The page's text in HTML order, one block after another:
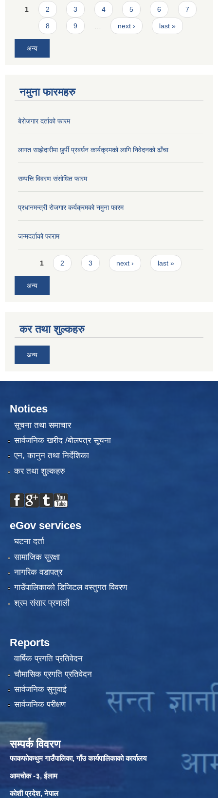
Pages
1 2 3 4 5 6 7
8 9 next › last »
अन्य
नमुना फारमहरु
बेरोजगार दर्ताको फारम
लागत साझेदारीमा छुर्पी प्रबर्धन कार्यक्रमको लागि निवेदनको ढाँचा
सम्पत्ति विवरण संसोधित फारम
प्रधानमन्त्री रोजगार कर्यक्रमको नमुना फारम
जन्मदर्ताको फाराम
Pages
1 2 3 next › last »
अन्य
कर तथा शुल्कहरु
अन्य
Notices
सूचना तथा समाचार
सार्वजनिक खरीद /बोलपत्र सूचना
एन, कानुन तथा निर्देशिका
कर तथा शुल्कहरु
eGov services
घटना दर्ता
सामाजिक सुरक्षा
नागरिक वडापत्र
गाउँपालिकाको डिजिटल वस्तुगत विवरण
श्रम संसार प्रणाली
Reports
वार्षिक प्रगति प्रतिवेदन
चौमासिक प्रगति प्रतिवेदन
सार्वजनिक सुनुवाई
सार्वजनिक परीक्षण
सम्पर्क विवरण
फाकफोकथुम गाउँपालिका, गाँउ कार्यपालिकाको कार्यालय
आमचोक -३, ईलाम
कोशी प्रदेश, नेपाल